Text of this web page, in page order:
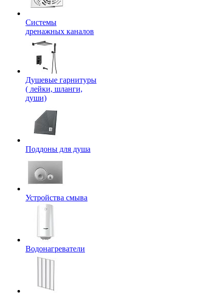
Системы
дренажных каналов
Душевые гарнитуры
( лейки, шланги,
души)
Поддоны для душа
Устройства смыва
Водонагреватели